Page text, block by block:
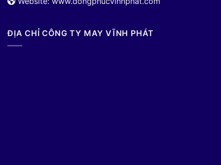
ĐỊA CHỈ CÔNG TY MAY VĨNH PHÁT